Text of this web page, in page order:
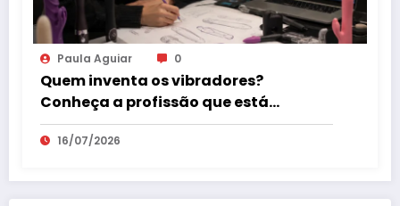
Paula Aguiar 0
Quem inventa os vibradores?
Conheça a profissão que está
revolucionando o mercado erótico
16/07/2026